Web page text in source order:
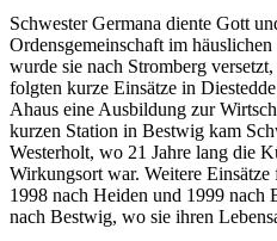
Schwester Germana diente Gott
Ordensgemeinschaft im
wurde sie nach Stromberg
folgten kurze Einsätze in
Ahaus eine Ausbildung zur
kurzen Station in Bestwig kam
Westerholt, wo 21 Jahre lang die
Wirkungsort war. Weitere
1998 nach Heiden und 1999 nach
nach Bestwig, wo sie ihren